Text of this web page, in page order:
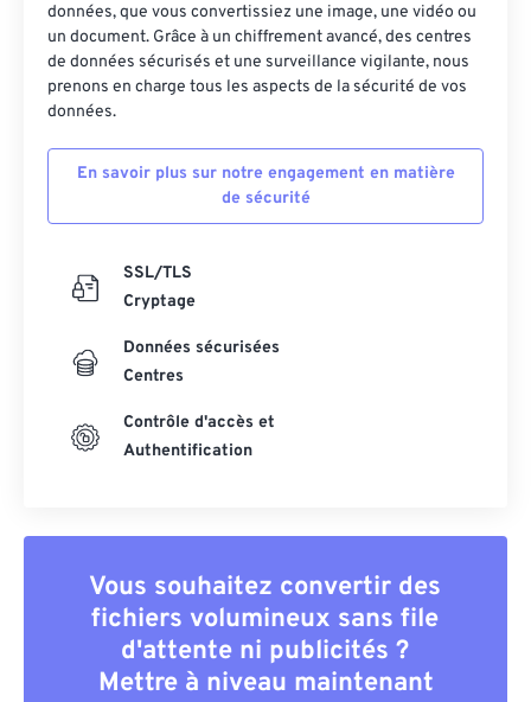
données, que vous convertissiez une image, une vidéo ou
un document. Grâce à un chiffrement avancé, des centres
de données sécurisés et une surveillance vigilante, nous
prenons en charge tous les aspects de la sécurité de vos
données.
En savoir plus sur notre engagement en matière
de sécurité
SSL/TLS
Cryptage
Données sécurisées
Centres
Contrôle d'accès et
Authentification
Vous souhaitez convertir des
fichiers volumineux sans file
d'attente ni publicités ?
Mettre à niveau maintenant